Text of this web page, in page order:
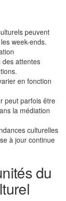
peuvent
week-ends.
des attentes
en fonction
peut parfois être
la médiation
culturelles
à jour continue
du